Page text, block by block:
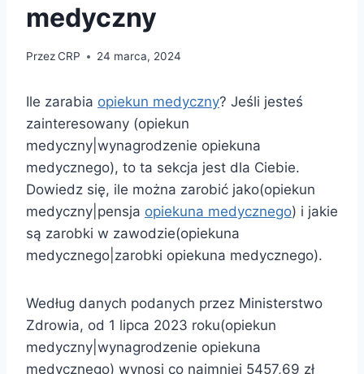
medyczny
PrzezCRP 24 marca, 2024
Ile zarabia opiekun medyczny? Jeśli jesteś
zainteresowany (opiekun
medyczny|wynagrodzenie opiekuna
medycznego), to ta sekcja jest dla Ciebie.
Dowiedz się, ile można zarobić jako(opiekun
medyczny|pensja opiekuna medycznego) i jakie
są zarobki w zawodzie(opiekuna
medycznego|zarobki opiekuna medycznego).
Według danych podanych przez Ministerstwo
Zdrowia, od 1 lipca 2023 roku(opiekun
medyczny|wynagrodzenie opiekuna
medycznego) wynosi co najmniej 5457,69 zł